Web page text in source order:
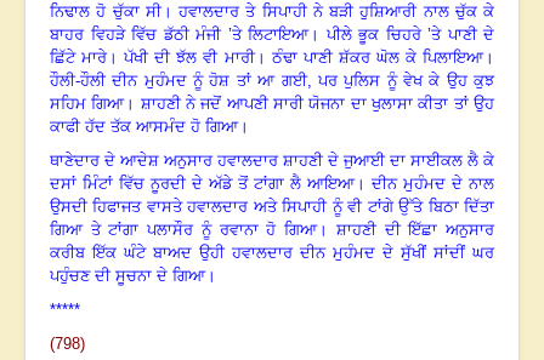
ਨਿਢਾਲ ਹੋ ਚੁੱਕਾ ਸੀ। ਹਵਾਲਦਾਰ ਤੇ ਸਿਪਾਹੀ ਨੇ ਬੜੀ ਹੁਸ਼ਿਆਰੀ ਨਾਲ ਚੁੱਕ ਕੇ
ਬਾਹਰ ਵਿਹੜੇ ਵਿੱਚ ਡੱਠੀ ਮੰਜੀ ’ਤੇ ਲਿਟਾਇਆ। ਪੀਲੇ ਭੂਕ ਚਿਹਰੇ ’ਤੇ ਪਾਣੀ ਦੇ
ਛਿੱਟੇ ਮਾਰੇ। ਪੱਖੀ ਦੀ ਝੱਲ ਵੀ ਮਾਰੀ। ਠੰਢਾ ਪਾਣੀ ਸ਼ੱਕਰ ਘੋਲ ਕੇ ਪਿਲਾਇਆ।
ਹੌਲੀ-ਹੌਲੀ ਦੀਨ ਮੁਹੰਮਦ ਨੂੰ ਹੋਸ਼ ਤਾਂ ਆ ਗਈ, ਪਰ ਪੁਲਿਸ ਨੂੰ ਵੇਖ ਕੇ ਉਹ ਕੁਝ
ਸਹਿਮ ਗਿਆ। ਸ਼ਾਹਣੀ ਨੇ ਜਦੋਂ ਆਪਣੀ ਸਾਰੀ ਯੋਜਨਾ ਦਾ ਖੁਲਾਸਾ ਕੀਤਾ ਤਾਂ ਉਹ
ਕਾਫੀ ਹੱਦ ਤੱਕ ਆਸਮੰਦ ਹੋ ਗਿਆ।
ਥਾਣੇਦਾਰ ਦੇ ਆਦੇਸ਼ ਅਨੁਸਾਰ ਹਵਾਲਦਾਰ ਸ਼ਾਹਣੀ ਦੇ ਜੁਆਈ ਦਾ ਸਾਈਕਲ ਲੈ ਕੇ
ਦਸਾਂ ਮਿੰਟਾਂ ਵਿੱਚ ਨੂਰਦੀ ਦੇ ਅੱਡੇ ਤੋਂ ਟਾਂਗਾ ਲੈ ਆਇਆ। ਦੀਨ ਮੁਹੰਮਦ ਦੇ ਨਾਲ
ਉਸਦੀ ਹਿਫਾਜਤ ਵਾਸਤੇ ਹਵਾਲਦਾਰ ਅਤੇ ਸਿਪਾਹੀ ਨੂੰ ਵੀ ਟਾਂਗੇ ਉੱਤੇ ਬਿਠਾ ਦਿੱਤਾ
ਗਿਆ ਤੇ ਟਾਂਗਾ ਪਲਾਸੌਰ ਨੂੰ ਰਵਾਨਾ ਹੋ ਗਿਆ। ਸ਼ਾਹਣੀ ਦੀ ਇੱਛਾ ਅਨੁਸਾਰ
ਕਰੀਬ ਇੱਕ ਘੰਟੇ ਬਾਅਦ ਉਹੀ ਹਵਾਲਦਾਰ ਦੀਨ ਮੁਹੰਮਦ ਦੇ ਸੁੱਖੀਂ ਸਾਂਦੀਂ ਘਰ
ਪਹੁੰਚਣ ਦੀ ਸੂਚਨਾ ਦੇ ਗਿਆ।
*****
(798)